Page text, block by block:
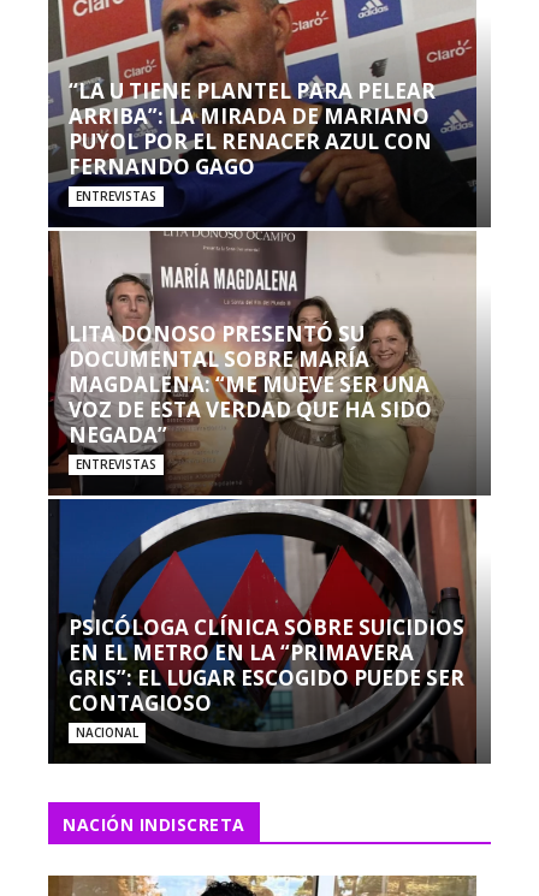
“LA U TIENE PLANTEL PARA PELEAR
ARRIBA”: LA MIRADA DE MARIANO
PUYOL POR EL RENACER AZUL CON
FERNANDO GAGO
ENTREVISTAS
LITA DONOSO PRESENTÓ SU
DOCUMENTAL SOBRE MARÍA
MAGDALENA: “ME MUEVE SER UNA
VOZ DE ESTA VERDAD QUE HA SIDO
NEGADA”
ENTREVISTAS
PSICÓLOGA CLÍNICA SOBRE SUICIDIOS
EN EL METRO EN LA “PRIMAVERA
GRIS”: EL LUGAR ESCOGIDO PUEDE SER
CONTAGIOSO
NACIONAL
NACIÓN INDISCRETA